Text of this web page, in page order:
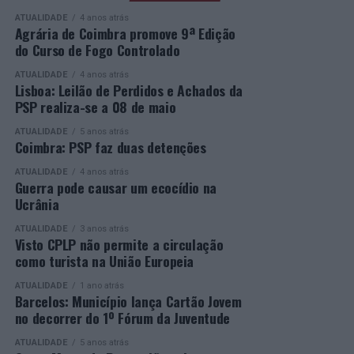
Entrega dos Prémios, durante a qual serão anunciados
os vencedores de cada categoria, estando prevista a
presença de mais de 500 participantes.
Mais informações em:
https://awards.innovationinpolitics.eu/
oportunidade a quem pretende concluir o ensino
secundário e reforçar as suas competências pessoais e
profissionais.
Durante a cerimónia foi ainda reconhecido o trabalho
desenvolvido por toda a equipa de formadores e
para o sucesso desta edição do Curso EFA.
A Escola de Tecnologia e Gestão de Barcelos continua a
afirmar-se como uma referência na formação
profissional e na qualificação de adultos, contribuindo
para o desenvolvimento de competências, o aumento da
empregabilidade e a valorização do capital humano do
concelho e da região.
A Empresa Municipal de Educação e Cultura de Barcelos
felicita todos os diplomados por esta importante
conquista, desejando-lhes os maiores sucessos pessoais,
ATUALIDADE 4 anos atrás
Agrária de Coimbra promove 9ª Edição
do Curso de Fogo Controlado
ATUALIDADE 4 anos atrás
Lisboa: Leilão de Perdidos e Achados da
PSP realiza-se a 08 de maio
ATUALIDADE 5 anos atrás
Coimbra: PSP faz duas detenções
ATUALIDADE 4 anos atrás
Guerra pode causar um ecocídio na
Ucrânia
ATUALIDADE 3 anos atrás
Visto CPLP não permite a circulação
como turista na União Europeia
ATUALIDADE 1 ano atrás
Barcelos: Município lança Cartão Jovem
no decorrer do 1º Fórum da Juventude
ATUALIDADE 5 anos atrás